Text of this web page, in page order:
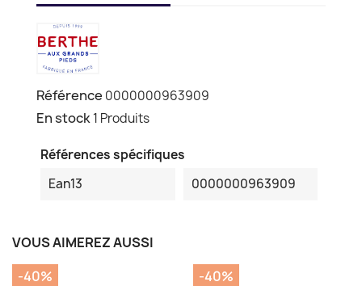
Référence 0000000963909
En stock1 Produits
Références spécifiques
Ean13
0000000963909
VOUS AIMEREZ AUSSI
-40% -40%